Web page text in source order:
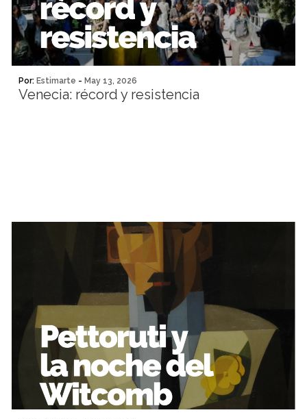
Por: Estimarte - May 13, 2026
Venecia: récord y resistencia